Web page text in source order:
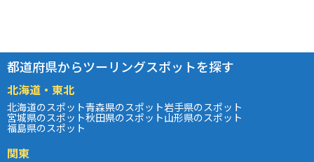
都道府県からツーリングスポットを探す
北海道・東北
北海道のスポット青森県のスポット岩手県のスポット
宮城県のスポット秋田県のスポット山形県のスポット
福島県のスポット
関東